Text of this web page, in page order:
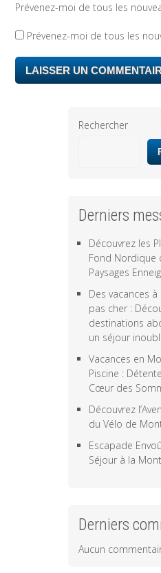
Prévenez-moi de tous les
Prévenez-moi de tous les
Rechercher
Derniers
Découvrez les
Fond Nordique
Paysages
Des vacances
pas cher :
destinations
un séjour
Vacances en
Piscine :
Cœur des
Découvrez
du Vélo de
Escapade
Séjour à la
Derniers
Aucun